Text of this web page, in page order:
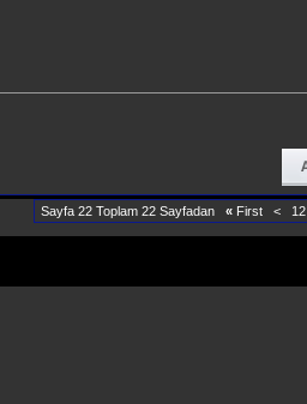
Sayfa 22 Toplam 22 Sayfadan « First < 12